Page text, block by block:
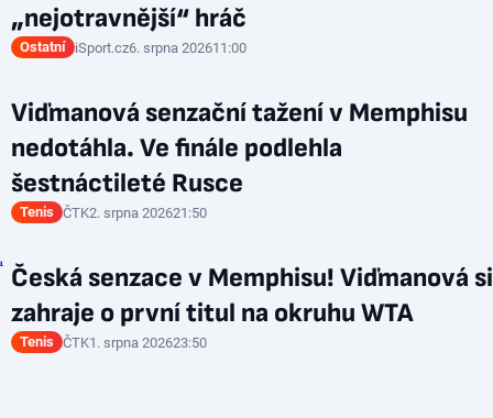
„nejotravnější“ hráč
Ostatní iSport.cz6. srpna 202611:00
Viďmanová senzační tažení v Memphisu
nedotáhla. Ve finále podlehla
šestnáctileté Rusce
Tenis ČTK2. srpna 202621:50
Česká senzace v Memphisu! Viďmanová si
zahraje o první titul na okruhu WTA
Tenis ČTK1. srpna 202623:50